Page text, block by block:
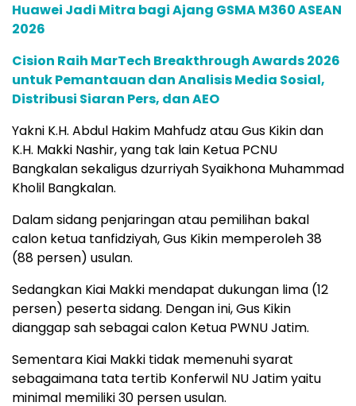
Huawei Jadi Mitra bagi Ajang GSMA M360 ASEAN
2026
Cision Raih MarTech Breakthrough Awards 2026
untuk Pemantauan dan Analisis Media Sosial,
Distribusi Siaran Pers, dan AEO
Yakni K.H. Abdul Hakim Mahfudz atau Gus Kikin dan
K.H. Makki Nashir, yang tak lain Ketua PCNU
Bangkalan sekaligus dzurriyah Syaikhona Muhammad
Kholil Bangkalan.
Dalam sidang penjaringan atau pemilihan bakal
calon ketua tanfidziyah, Gus Kikin memperoleh 38
(88 persen) usulan.
Sedangkan Kiai Makki mendapat dukungan lima (12
persen) peserta sidang. Dengan ini, Gus Kikin
dianggap sah sebagai calon Ketua PWNU Jatim.
Sementara Kiai Makki tidak memenuhi syarat
sebagaimana tata tertib Konferwil NU Jatim yaitu
minimal memiliki 30 persen usulan.